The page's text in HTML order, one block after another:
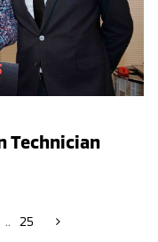
Technician
.. 25